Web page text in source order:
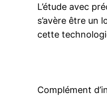
L’étude avec
s’avère être un
cette
Complément